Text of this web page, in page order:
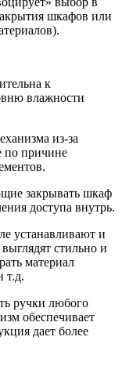
шкафов или
к
влажности
из-за
по причине
закрывать шкаф
доступа внутрь.
устанавливают и
стильно и
материал
т.д.
ручки любого
обеспечивает
дает более